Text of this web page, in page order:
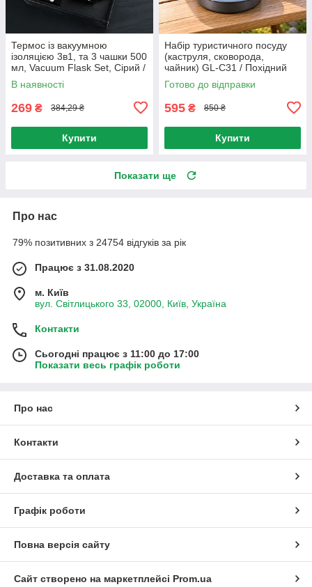
Термос із вакуумною
ізоляцією 3в1, та 3 чашки 500
мл, Vacuum Flask Set, Сірий /
Подарунковий набір термос,
три чашки
В наявності
269 ₴ 384,29 ₴
Купити
Набір туристичного посуду
(каструля, сковорода,
чайник) GL-C31 / Похідний
набір посуду для кемпінгу
Готово до відправки
595 ₴ 850 ₴
Купити
Показати ще
Про нас
79% позитивних з 24754 відгуків за рік
Працює з 31.08.2020
м. Київ
вул. Світлицького 33, 02000, Київ, Україна
Контакти
Сьогодні працює з 11:00 до 17:00
Показати весь графік роботи
Про нас
Контакти
Доставка та оплата
Графік роботи
Повна версія сайту
Сайт створено на маркетплейсі Prom.ua